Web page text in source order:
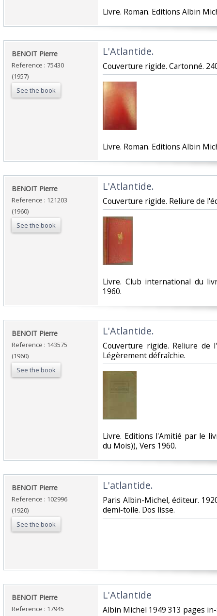
‎Livre. Roman. Editions Albin
‎BENOIT Pierre ‎
Reference : 75430
(1957)
See the book
‎L'Atlantide.‎
‎Couverture rigide. Cartonné.
‎Livre. Roman. Editions Albin
‎BENOIT Pierre ‎
Reference : 121203
(1960)
See the book
‎L'Atlantide.‎
‎Couverture rigide. Reliure de
‎Livre. Club international du
1960.‎
‎BENOIT Pierre ‎
Reference : 143575
(1960)
See the book
‎L'Atlantide.‎
‎Couverture rigide. Reliure de
Légèrement défraîchie.‎
‎Livre. Editions l'Amitié par le
du Mois)), Vers 1960.‎
‎BENOIT Pierre‎
Reference : 102996
(1920)
See the book
‎L'atlantide.‎
‎Paris Albin-Michel, éditeur.
demi-toile. Dos lisse. ‎
‎BENOIT Pierre‎
Reference : 17945
‎L'Atlantide‎
‎Albin Michel 1949 313 pages